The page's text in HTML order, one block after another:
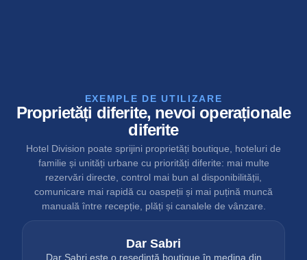
EXEMPLE DE UTILIZARE
Proprietăți diferite, nevoi operaționale
diferite
Hotel Division poate sprijini proprietăți boutique, hoteluri de
familie și unități urbane cu priorități diferite: mai multe
rezervări directe, control mai bun al disponibilității,
comunicare mai rapidă cu oaspeții și mai puțină muncă
manuală între recepție, plăți și canalele de vânzare.
Dar Sabri
Dar Sabri este o reședință boutique în medina din